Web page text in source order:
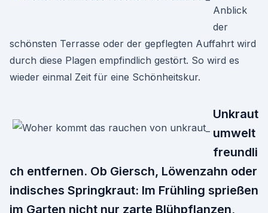
Anblick
der
schönsten Terrasse oder der gepflegten Auffahrt wird
durch diese Plagen empfindlich gestört. So wird es
wieder einmal Zeit für eine Schönheitskur.
Unkraut
umwelt
freundli
ch entfernen. Ob Giersch, Löwenzahn oder
indisches Springkraut: Im Frühling sprießen
im Garten nicht nur zarte Blühpflanzen,